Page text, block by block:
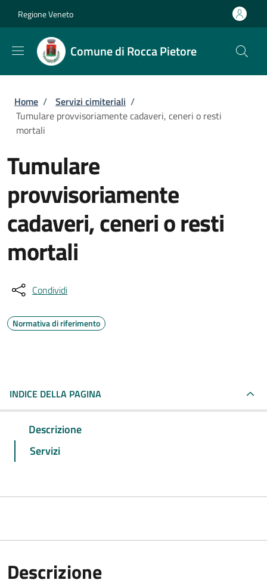
Regione Veneto
Comune di Rocca Pietore
Briciole di pane
Home / Servizi cimiteriali /
Tumulare provvisoriamente cadaveri, ceneri o resti
mortali
Tumulare
provvisoriamente
cadaveri, ceneri o resti
mortali
Condividi
Normativa di riferimento
INDICE DELLA PAGINA
Descrizione
Servizi
Descrizione